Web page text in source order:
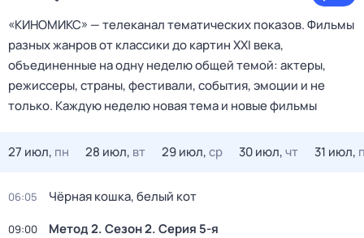
«КИНОМИКС» — телеканал тематических показов. Фильмы
разных жанров от классики до картин XXI века,
объединенные на одну неделю общей темой: актеры,
режиссеры, страны, фестивали, события, эмоции и не
только. Каждую неделю новая тема и новые фильмы
27 июл, пн 28 июл, вт 29 июл,ср 30 июл,чт 31 июл,
06:05 Чёрная кошка, белый кот
09:00 Метод 2. Сезон 2. Серия 5-я